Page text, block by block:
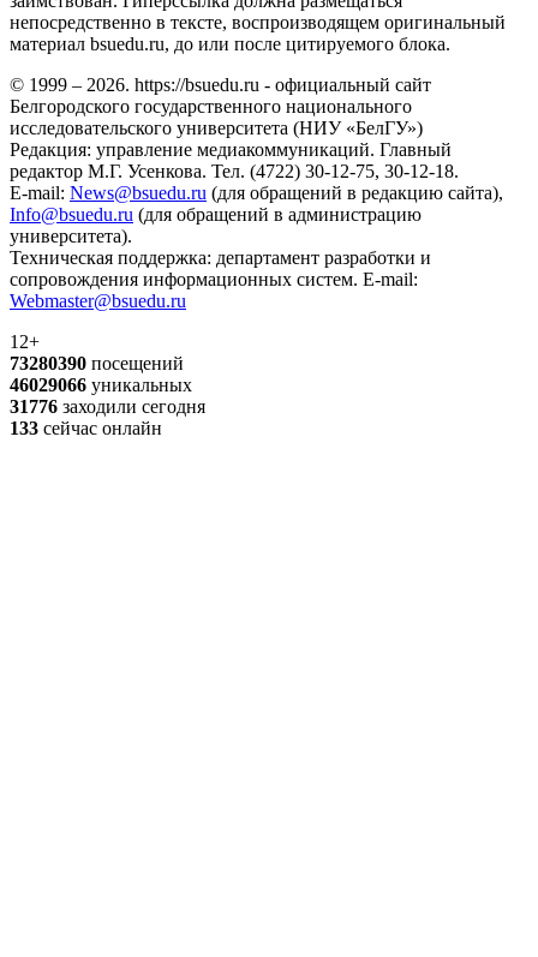
непосредственно в тексте, воспроизводящем оригинальный
материал bsuedu.ru, до или после цитируемого блока.
© 1999 – 2026. https://bsuedu.ru - официальный сайт
Белгородского государственного национального
исследовательского университета (НИУ «БелГУ»)
Редакция: управление медиакоммуникаций. Главный
редактор М.Г. Усенкова. Тел. (4722) 30-12-75, 30-12-18.
E-mail: News@bsuedu.ru (для обращений в редакцию сайта),
Info@bsuedu.ru (для обращений в администрацию
университета).
Техническая поддержка: департамент разработки и
сопровождения информационных систем. E-mail:
Webmaster@bsuedu.ru
12+
73280390 посещений
46029066 уникальных
31776 заходили сегодня
133 сейчас онлайн